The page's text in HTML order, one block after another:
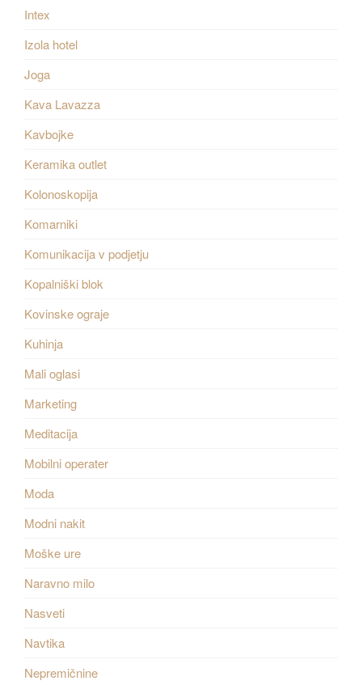
Intex
Izola hotel
Joga
Kava Lavazza
Kavbojke
Keramika outlet
Kolonoskopija
Komarniki
Komunikacija v podjetju
Kopalniški blok
Kovinske ograje
Kuhinja
Mali oglasi
Marketing
Meditacija
Mobilni operater
Moda
Modni nakit
Moške ure
Naravno milo
Nasveti
Navtika
Nepremičnine